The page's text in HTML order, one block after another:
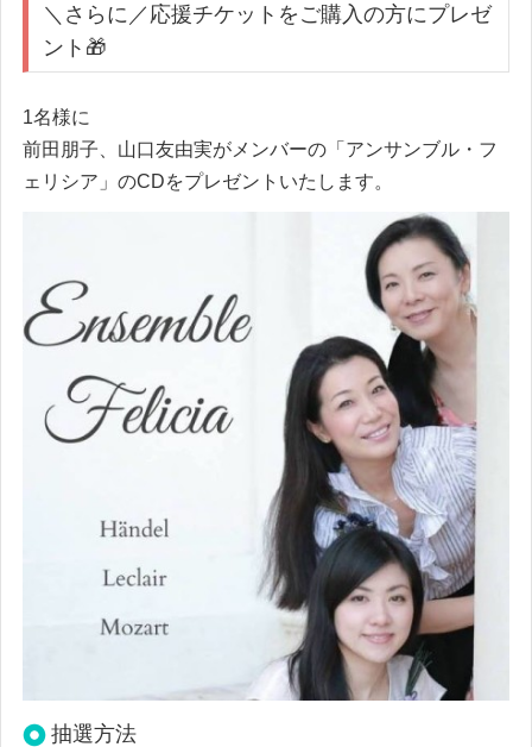
＼さらに／応援チケットをご購入の方にプレゼ
ント🎁
1名様に
前田朋子、山口友由実がメンバーの「アンサンブル・フ
ェリシア」のCDをプレゼントいたします。
抽選方法